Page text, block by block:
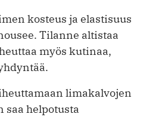
kosteus ja elastisuus
Tilanne altistaa
myös kutinaa,
limakalvojen
helpotusta